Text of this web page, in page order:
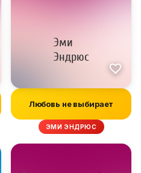
Любовь не выбирает
ЭМИ ЭНДРЮС